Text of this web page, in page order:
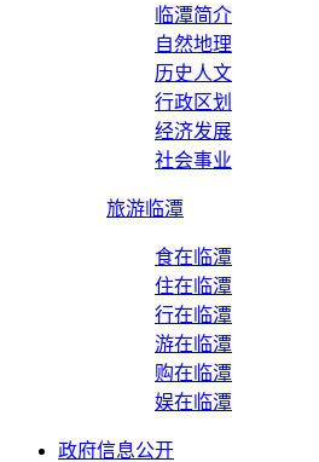
临潭简介
自然地理
历史人文
行政区划
经济发展
社会事业
旅游临潭
食在临潭
住在临潭
行在临潭
游在临潭
购在临潭
娱在临潭
政府信息公开